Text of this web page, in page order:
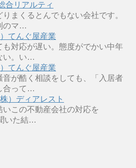
合リアルティ
まくるとんでもない会社です。
のマ…
）てんぐ屋産業
も対応が遅い。態度がでかい中年
い。い…
）てんぐ屋産業
音が酷く相談をしても、「入居者
合って…
株）ディアレスト
いこの不動産会社の対応を
いた結…